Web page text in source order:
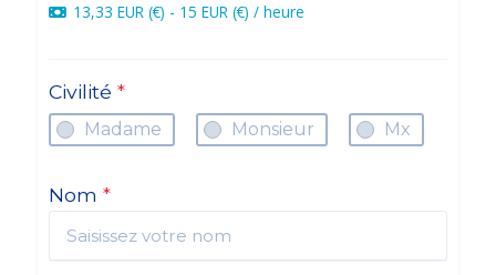
13,33 EUR (€) - 15 EUR (€) / heure
Civilité *
Madame Monsieur Mx
Nom *